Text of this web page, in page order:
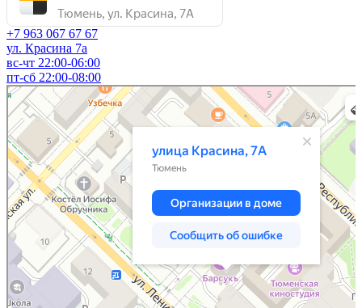
Тюмень, ул. Красина, 7А
+7 963 067 67 67
ул. Красина 7а
вс-чт 22:00-06:00
пт-сб 22:00-08:00
Тюмень
Улица Красина, 7А на карте Тюмени — Яндекс Карты